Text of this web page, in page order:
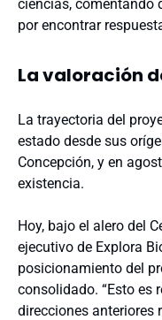
ciencias, comentando
por encontrar
La valoración
La trayectoria del
estado desde sus
Concepción, y en
existencia.
Hoy, bajo el alero del
ejecutivo de Explora
posicionamiento del
consolidado. “Esto es
direcciones anteriores